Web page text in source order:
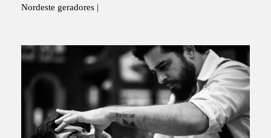
Nordeste geradores |